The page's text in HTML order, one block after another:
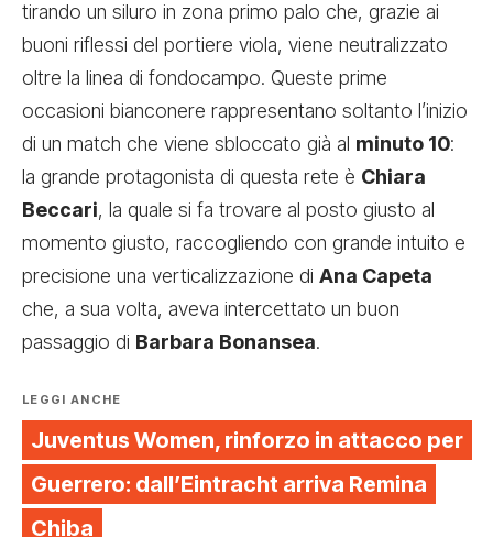
tirando un siluro in zona primo palo che, grazie ai
buoni riflessi del portiere viola, viene neutralizzato
oltre la linea di fondocampo. Queste prime
occasioni bianconere rappresentano soltanto l’inizio
di un match che viene sbloccato già al minuto 10:
la grande protagonista di questa rete è Chiara
Beccari, la quale si fa trovare al posto giusto al
momento giusto, raccogliendo con grande intuito e
precisione una verticalizzazione di Ana Capeta
che, a sua volta, aveva intercettato un buon
passaggio di Barbara Bonansea.
LEGGI ANCHE
Juventus Women, rinforzo in attacco per
Guerrero: dall’Eintracht arriva Remina
Chiba